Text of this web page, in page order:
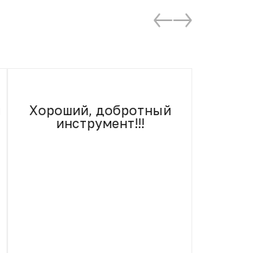
Хороший, добротный
инструмент!!!